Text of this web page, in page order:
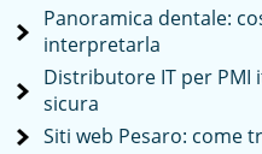
Panoramica dentale:
interpretarla
Distributore IT per PMI
sicura
Siti web Pesaro: come